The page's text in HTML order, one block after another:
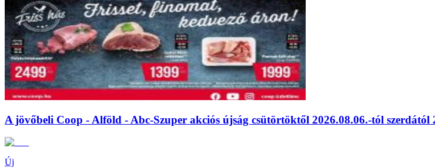
A jövőbeli Coop - Alföld - Abc-Szuper akciós újság csütörtöktől 2026.08.06.-tól szerdától
Új